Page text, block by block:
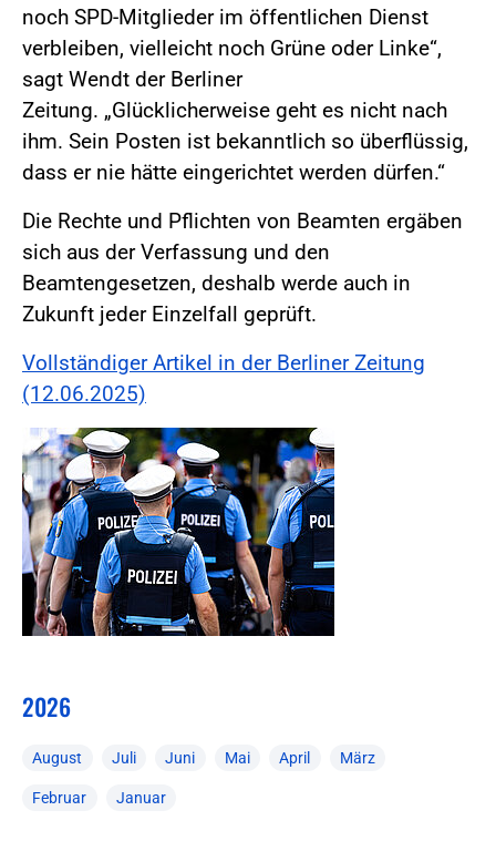
noch SPD-Mitglieder im öffentlichen Dienst
verbleiben, vielleicht noch Grüne oder Linke“,
sagt Wendt der Berliner
Zeitung. „Glücklicherweise geht es nicht nach
ihm. Sein Posten ist bekanntlich so überflüssig,
dass er nie hätte eingerichtet werden dürfen.“
Die Rechte und Pflichten von Beamten ergäben
sich aus der Verfassung und den
Beamtengesetzen, deshalb werde auch in
Zukunft jeder Einzelfall geprüft.
Vollständiger Artikel in der Berliner Zeitung
(12.06.2025)
2026
August Juli Juni Mai April März
Februar Januar